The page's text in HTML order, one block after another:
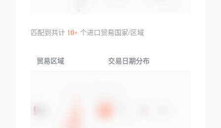
匹配到共计 10+个进口贸易国家/区域
贸易区域 交易日期分布